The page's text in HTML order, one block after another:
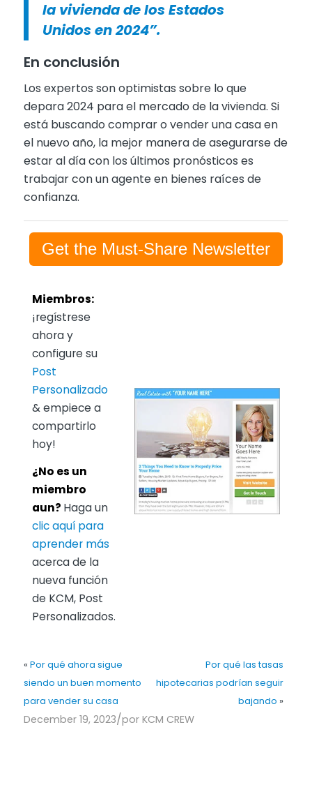
la vivienda de los Estados
Unidos en 2024”.
En conclusión
Los expertos son optimistas sobre lo que
depara 2024 para el mercado de la vivienda. Si
está buscando comprar o vender una casa en
el nuevo año, la mejor manera de asegurarse de
estar al día con los últimos pronósticos es
trabajar con un agente en bienes raíces de
confianza.
Get the Must-Share Newsletter
Miembros:
¡regístrese
ahora y
configure su
Post
Personalizado
& empiece a
compartirlo
hoy!
¿No es un
miembro
aun? Haga un
clic aquí para
aprender más
acerca de la
nueva función
de KCM, Post
Personalizados.
« Por qué ahora sigue
siendo un buen momento
para vender su casa
Por qué las tasas
hipotecarias podrían seguir
bajando »
December 19, 2023/por KCM CREW